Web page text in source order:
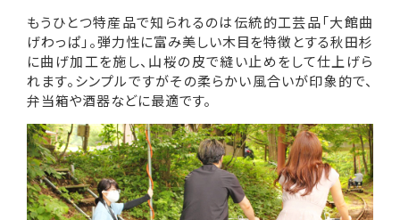
もうひとつ特産品で知られるのは伝統的工芸品「大館曲
げわっぱ」。弾力性に富み美しい木目を特徴とする秋田杉
に曲げ加工を施し、山桜の皮で縫い止めをして仕上げら
れます。シンプルですがその柔らかい風合いが印象的で、
弁当箱や酒器などに最適です。